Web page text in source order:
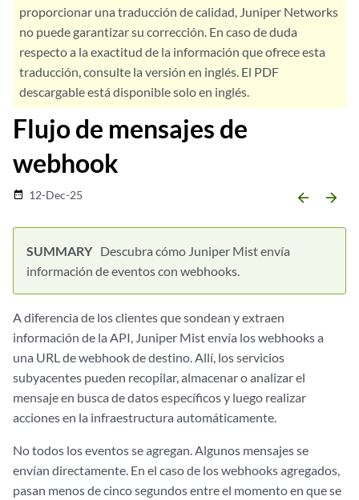
proporcionar una traducción de calidad, Juniper Networks
no puede garantizar su corrección. En caso de duda
respecto a la exactitud de la información que ofrece esta
traducción, consulte la versión en inglés. El PDF
descargable está disponible solo en inglés.
Flujo de mensajes de
webhook
date_range 12-Dec-25 arrow_backward arrow_forward
Descubra cómo Juniper Mist envía
información de eventos con webhooks.
A diferencia de los clientes que sondean y extraen
información de la API, Juniper Mist envía los webhooks a
una URL de webhook de destino. Allí, los servicios
subyacentes pueden recopilar, almacenar o analizar el
mensaje en busca de datos específicos y luego realizar
acciones en la infraestructura automáticamente.
No todos los eventos se agregan. Algunos mensajes se
envían directamente. En el caso de los webhooks agregados,
pasan menos de cinco segundos entre el momento en que se